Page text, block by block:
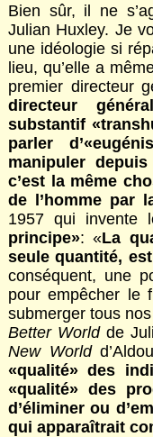
Bien sûr, il ne
Julian Huxley. Je
une idéologie si
lieu, qu’elle a
premier directeur
directeur
substantif
parler
manipuler depuis
c’est la même
de l’homme par
1957 qui invente
principe»: «La
seule quantité,
conséquent, une
pour empêcher le
submerger tous
Better Worldde
New World
«qualité» des
«qualité» des
d’éliminer ou
qui apparaîtrait